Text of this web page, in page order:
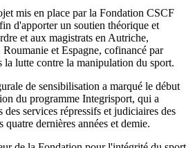
mis en place par la Fondation CSCF
d'apporter un soutien théorique et
et aux magistrats en Autriche,
et Espagne, cofinancé par
la lutte contre la manipulation du sport.
de sensibilisation a marqué le début
du programme Integrisport, qui a
des services répressifs et judiciaires des
dernières années et demie.